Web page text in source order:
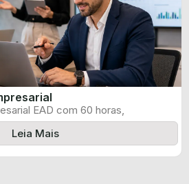
EAD com 60 horas,
produtor e ...
Leia Mais